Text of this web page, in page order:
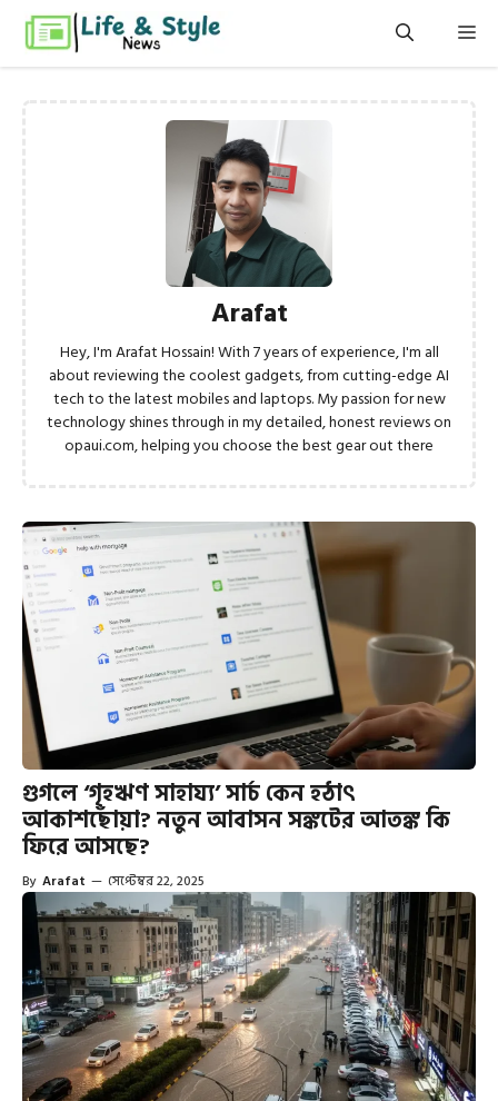
এড়িেয়
লেখায়
Arafat
Hey, I'm Arafat Hossain! With 7 years of experience, I'm all
about reviewing the coolest gadgets, from cutting-edge AI
tech to the latest mobiles and laptops. My passion for new
technology shines through in my detailed, honest reviews on
opaui.com, helping you choose the best gear out there
গুগলে ‘গৃহঋণ সাহায্য’ সার্চ কেন হঠাৎ
আকাশছোঁয়া? নতুন আবাসন সঙ্কটের আতঙ্ক কি
ফিরে আসছে?
By Arafat — সেপ্টেম্বর 22, 2025